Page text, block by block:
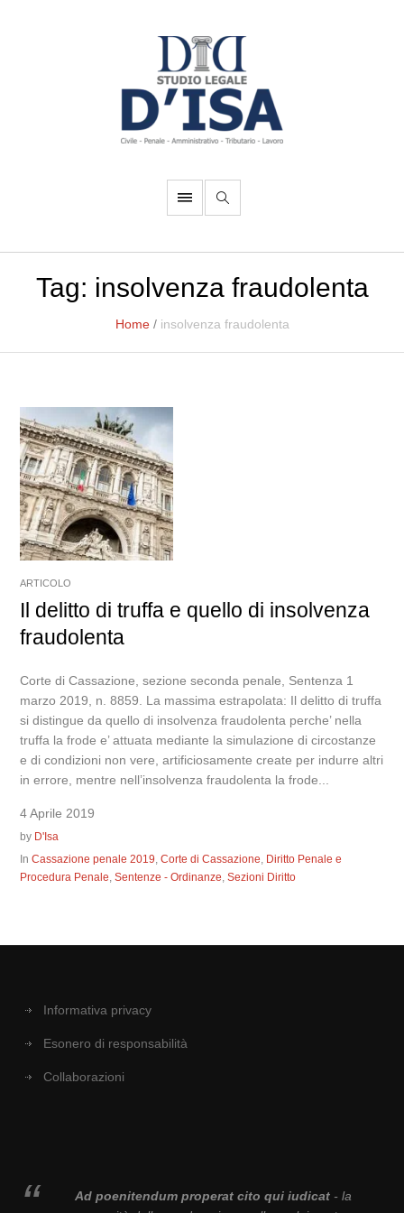
Tag: insolvenza fraudolenta
Home / insolvenza fraudolenta
ARTICOLO
Il delitto di truffa e quello di insolvenza
fraudolenta
Corte di Cassazione, sezione seconda penale, Sentenza 1
marzo 2019, n. 8859. La massima estrapolata: Il delitto di truffa
si distingue da quello di insolvenza fraudolenta perche’ nella
truffa la frode e’ attuata mediante la simulazione di circostanze
e di condizioni non vere, artificiosamente create per indurre altri
in errore, mentre nell’insolvenza fraudolenta la frode...
4 Aprile 2019
by D'Isa
InCassazione penale 2019,Corte di Cassazione, Diritto Penale e
Procedura Penale,Sentenze - Ordinanze,Sezioni Diritto
Informativa privacy
Esonero di responsabilità
Collaborazioni
Ad poenitendum properat cito qui iudicat- la